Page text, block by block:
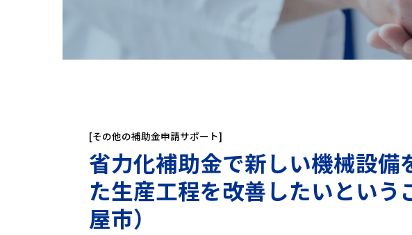
[その他の補助金申請サポート]
省力化補助金で新しい機械設備
た生産工程を改善したいという
屋市）